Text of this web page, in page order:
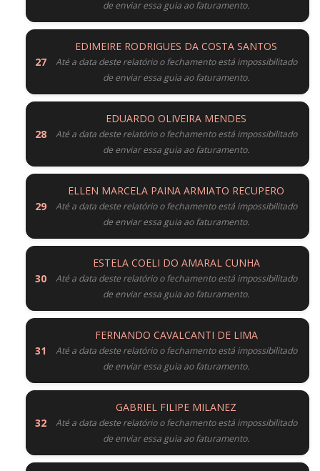
de enviar essa guia ao faturamento.
EDIMEIRE RODRIGUES DA COSTA SANTOS
Até a data deste relatório o fechamento está impossibilitado
de enviar essa guia ao faturamento.
EDUARDO OLIVEIRA MENDES
Até a data deste relatório o fechamento está impossibilitado
de enviar essa guia ao faturamento.
ELLEN MARCELA PAINA ARMIATO RECUPERO
Até a data deste relatório o fechamento está impossibilitado
de enviar essa guia ao faturamento.
ESTELA COELI DO AMARAL CUNHA
Até a data deste relatório o fechamento está impossibilitado
de enviar essa guia ao faturamento.
FERNANDO CAVALCANTI DE LIMA
Até a data deste relatório o fechamento está impossibilitado
de enviar essa guia ao faturamento.
GABRIEL FILIPE MILANEZ
Até a data deste relatório o fechamento está impossibilitado
de enviar essa guia ao faturamento.